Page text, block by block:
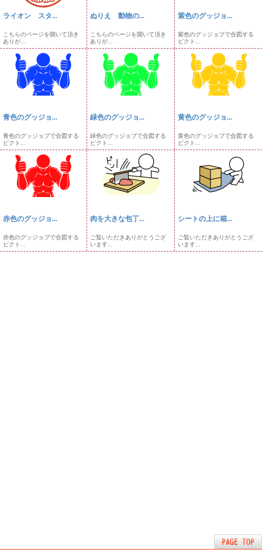
ライオン スタ...
こちらのページを開いて頂き
ありが...
ぬりえ 動物の...
こちらのページを開いて頂き
ありが...
紫色のグッジョ...
紫色のグッジョブで合図する
ピクト...
青色のグッジョ...
青色のグッジョブで合図する
ピクト...
緑色のグッジョ...
緑色のグッジョブで合図する
ピクト...
黄色のグッジョ...
黄色のグッジョブで合図する
ピクト...
赤色のグッジョ...
赤色のグッジョブで合図する
ピクト...
肉を大きな包丁...
ご覧いただきありがとうござ
います...
シートの上に箱...
ご覧いただきありがとうござ
います...